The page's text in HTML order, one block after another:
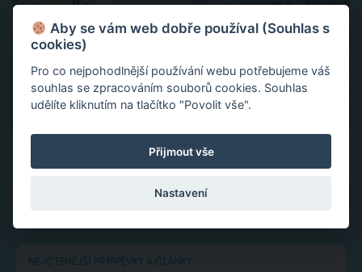
NEJČTENĚJŠÍ PŘÍSPĚVKY A ČLÁNKY
Aby se vám web dobře používal (Souhlas s
cookies)
Pro co nejpohodlnější používání webu potřebujeme váš
souhlas se zpracováním souborů cookies. Souhlas
udělíte kliknutím na tlačítko "Povolit vše".
Přijmout vše
Nastavení